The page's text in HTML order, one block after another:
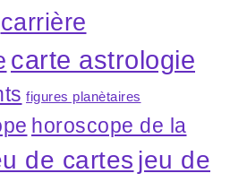
carrière
carte astrologie
figures planètaires
horoscope de la
de cartes jeu de